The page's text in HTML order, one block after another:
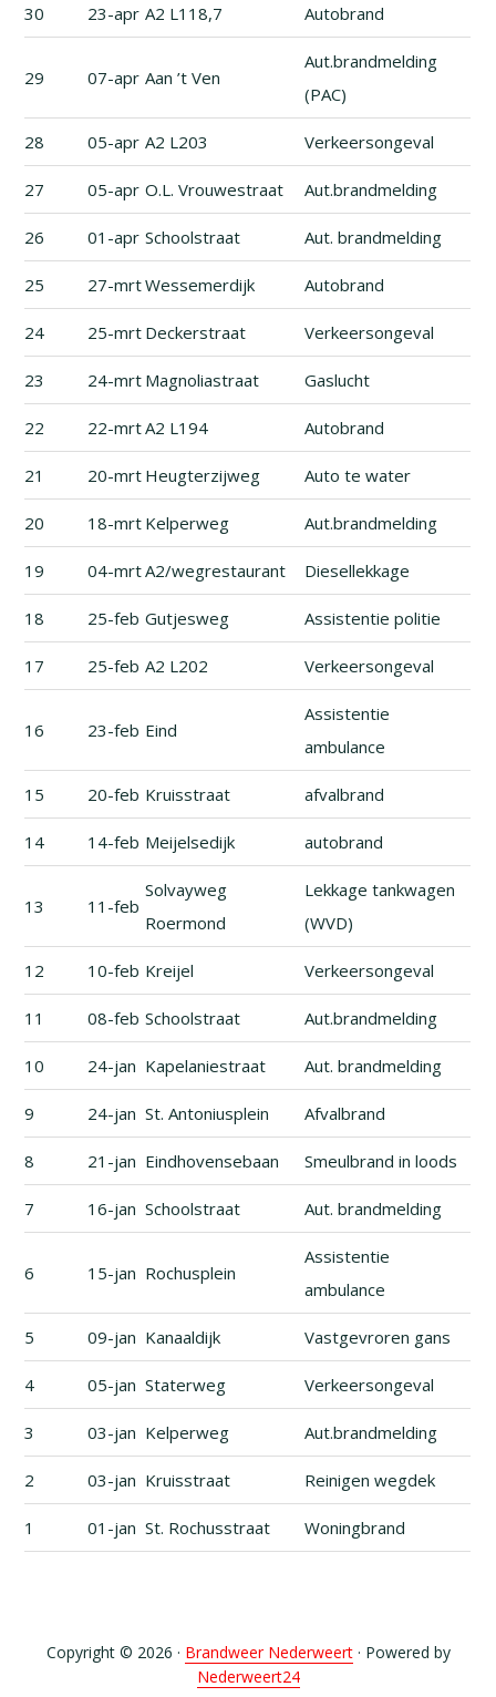
30 23-apr A2 L118,7 Autobrand
29 07-apr Aan ’t Ven
Aut.brandmelding
(PAC)
28 05-apr A2 L203 Verkeersongeval
27 05-apr O.L. Vrouwestraat Aut.brandmelding
26 01-apr Schoolstraat Aut. brandmelding
25 27-mrtWessemerdijk Autobrand
24 25-mrt Deckerstraat Verkeersongeval
23 24-mrt Magnoliastraat Gaslucht
22 22-mrtA2 L194 Autobrand
21 20-mrt Heugterzijweg Auto te water
20 18-mrt Kelperweg Aut.brandmelding
19 04-mrtA2/wegrestaurant Diesellekkage
18 25-feb Gutjesweg Assistentie politie
17 25-feb A2 L202 Verkeersongeval
16 23-feb Eind
Assistentie
ambulance
15 20-feb Kruisstraat afvalbrand
14 14-feb Meijelsedijk autobrand
13 11-feb
Solvayweg
Roermond
Lekkage tankwagen
(WVD)
12 10-feb Kreijel Verkeersongeval
11 08-feb Schoolstraat Aut.brandmelding
10 24-jan Kapelaniestraat Aut. brandmelding
9 24-jan St. Antoniusplein Afvalbrand
8 21-jan Eindhovensebaan Smeulbrand in loods
7 16-jan Schoolstraat Aut. brandmelding
6 15-jan Rochusplein
Assistentie
ambulance
5 09-jan Kanaaldijk Vastgevroren gans
4 05-jan Staterweg Verkeersongeval
3 03-jan Kelperweg Aut.brandmelding
2 03-jan Kruisstraat Reinigen wegdek
1 01-jan St. Rochusstraat Woningbrand
Copyright © 2026 · Brandweer Nederweert· Powered by
Nederweert24